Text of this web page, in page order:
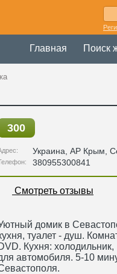
Главная Поиск
300
Украина АР Крым ,
380955300841
Смотреть отзывы
домик в
туалет - душ.
Кухня:
автомобиля. 5-10